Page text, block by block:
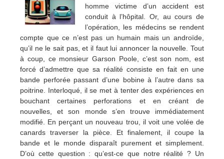
homme victime d’un accident est
conduit à l’hôpital. Or, au cours de
l’opération, les médecins se rendent
compte que ce n’est pas un humain mais un androïde,
qu’il ne le sait pas, et il faut lui annoncer la nouvelle. Tout
à coup, ce monsieur Garson Poole, c’est son nom, est
forcé d’admettre que sa réalité consiste en fait en une
bande perforée passant d’une bobine à l’autre dans sa
poitrine. Interloqué, il se met à tenter des expériences en
bouchant certaines perforations et en créant de
nouvelles, et son monde s’en trouve immédiatement
modifié. En perçant un nouveau trou, il voit une volée de
canards traverser la pièce. Et finalement, il coupe la
bande et le monde disparaît purement et simplement.
D’où cette question : qu’est-ce que notre réalité ? Un